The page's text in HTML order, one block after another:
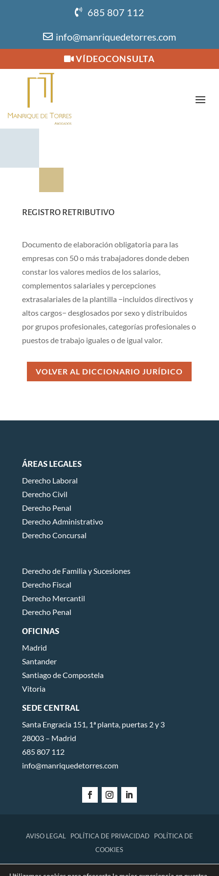
685 807 112
info@manriquedetorres.com
VÍDEOCONSULTA
REGISTRO RETRIBUTIVO
Documento de elaboración obligatoria para las
empresas con 50 o más trabajadores donde deben
constar los valores medios de los salarios,
complementos salariales y percepciones
extrasalariales de la plantilla −incluidos directivos y
altos cargos− desglosados por sexo y distribuidos
por grupos profesionales, categorías profesionales o
puestos de trabajo iguales o de igual valor.
VOLVER AL DICCIONARIO JURÍDICO
ÁREAS LEGALES
Derecho Laboral
Derecho Civil
Derecho Penal
Derecho Administrativo
Derecho Concursal
Derecho de Familia y Sucesiones
Derecho Fiscal
Derecho Mercantil
Derecho Penal
OFICINAS
Madrid
Santander
Santiago de Compostela
Vitoria
SEDE CENTRAL
Santa Engracia 151, 1ª planta, puertas 2 y 3
28003 – Madrid
685 807 112
info@manriquedetorres.com
AVISO LEGAL POLÍTICA DE PRIVACIDAD
POLÍTICA DE
COOKIES